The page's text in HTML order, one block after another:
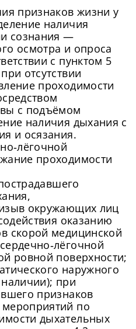
признаков жизни у
наличия
сознания —
осмотра и опроса
с пунктом 5
отсутствии
проходимости
с подъёмом
наличия дыхания с
и осязания.
проходимости
окружающих лиц
оказанию
скорой медицинской
ровной поверхности;
наружного
при
признаков
по
дыхательных